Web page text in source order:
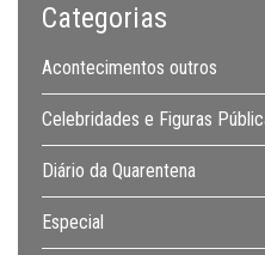
Categorias
Acontecimentos outros
Celebridades e Figuras
Diário da Quarentena
Especial